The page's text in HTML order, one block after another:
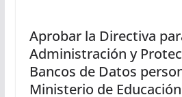
Aprobar la Directiva
Administración y
Bancos de Datos
Ministerio de